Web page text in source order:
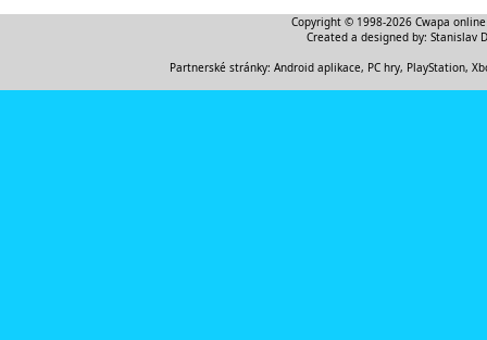
Copyright © 1998-2026 Cwapa
Created a designed by: Stanislav
Partnerské stránky: Android aplikace, PC hry, PlayStation,